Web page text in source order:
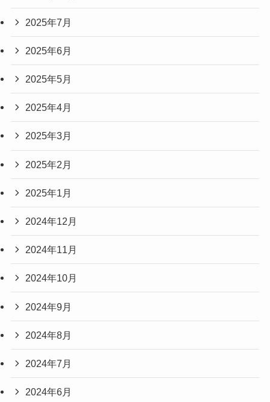
2025年7月
2025年6月
2025年5月
2025年4月
2025年3月
2025年2月
2025年1月
2024年12月
2024年11月
2024年10月
2024年9月
2024年8月
2024年7月
2024年6月